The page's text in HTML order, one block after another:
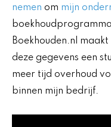
nemen om mijn
Boekhouden.nl
deze gegevens een
meer tijd overhoud
binnen mijn bedrijf.